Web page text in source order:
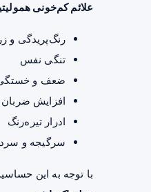
علائم کم‌خونی
رنگ‌پریدگی و
تنگی نفس
ضعف و
افزایش
ادرار تیره‌رنگ
سرگیجه و
با توجه به این